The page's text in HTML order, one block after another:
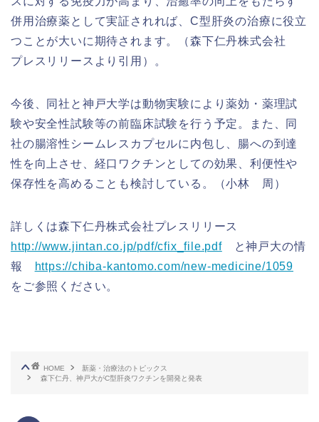
併用治療薬として実証されれば、C型肝炎の治療に役立
つことが大いに期待されます。（森下仁丹株式会社
プレスリリースより引用）。
今後、同社と神戸大学は動物実験により薬効・薬理試
験や安全性試験等の前臨床試験を行う予定。また、同
社の腸溶性シームレスカプセルに内包し、腸への到達
性を向上させ、経口ワクチンとしての効果、利便性や
保存性を高めることも検討している。（小林 周）
詳しくは森下仁丹株式会社プレスリリース
http://www.jintan.co.jp/pdf/cfix_file.pdfと神戸大の情
報
https://chiba-kantomo.com/new-medicine/1059
をご参照ください。
HOME
新薬・治療法のトピックス
森下仁丹、神戸大がC型肝炎ワクチンを開発と発表